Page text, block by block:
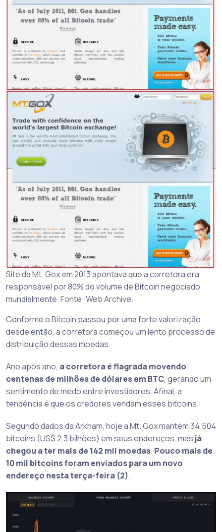
Site da Mt. Gox em 2013 apontava que a corretora era
responsável por 80% do volume de Bitcoin negociado
mundialmente. Fonte: Web Archive.
Conforme o Bitcoin passou por uma forte valorização
desde então, a corretora começou um lento processo de
distribuição dessas moedas.
Ano após ano, a corretora é flagrada movendo
centenas de milhões de dólares em BTC, gerando um
sentimento de medo entre investidores. Afinal, a
tendência é que os credores vendam esses bitcoins.
Segundo dados da Arkham, hoje a Mt. Gox mantém 34.504
bitcoins (US$ 2,3 bilhões) em seus endereços, mas já
chegou a ter mais de 142 mil moedas. Pouco mais de
10 mil bitcoins foram enviados para um novo
endereço nesta terça-feira (2).